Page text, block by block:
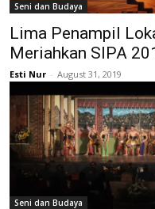
Seni dan Budaya
Lima Penampil
Meriahkan SIPA
Esti Nur - August 31, 2019
Seni dan Budaya